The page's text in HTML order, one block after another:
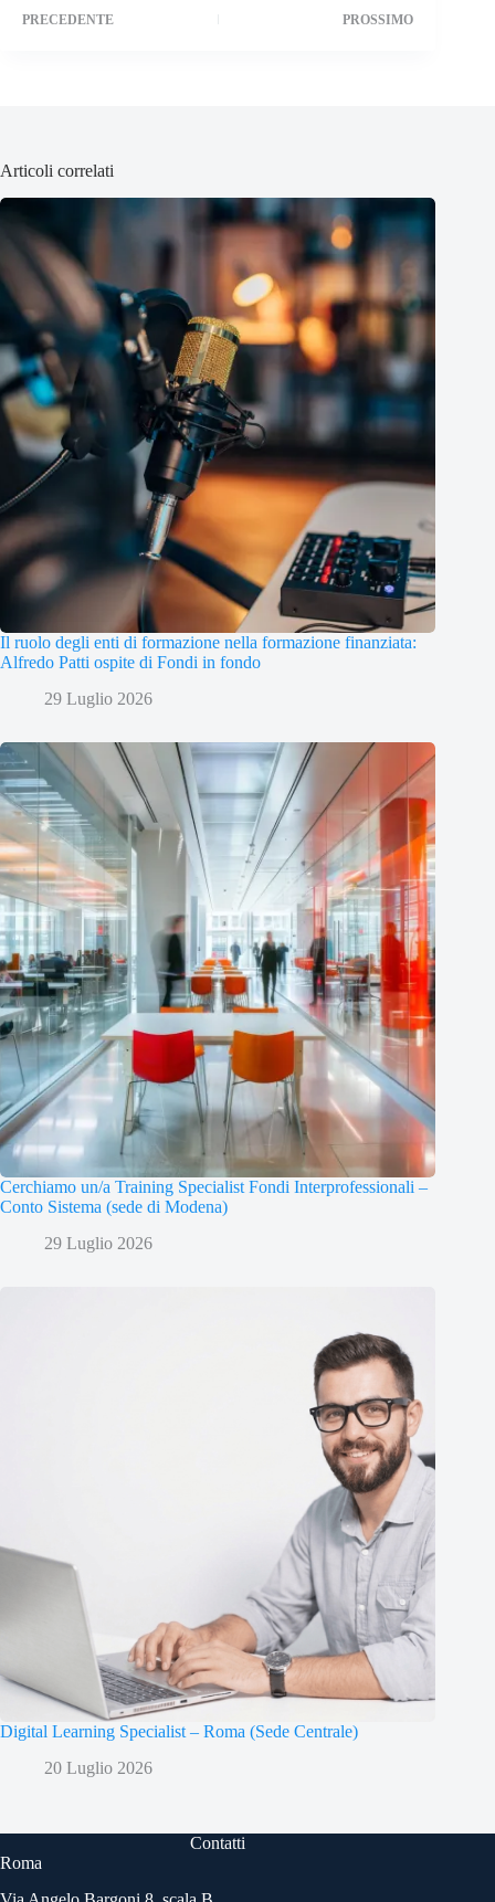
PRECEDENTE PROSSIMO
Articoli correlati
Il ruolo degli enti di formazione nella formazione finanziata:
Alfredo Patti ospite di Fondi in fondo
29 Luglio 2026
Cerchiamo un/a Training Specialist Fondi Interprofessionali –
Conto Sistema (sede di Modena)
29 Luglio 2026
Digital Learning Specialist – Roma (Sede Centrale)
20 Luglio 2026
Contatti
Roma